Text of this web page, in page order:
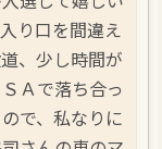
り口を間違え
、少し時間が
Ａで落ち合っ
で、私なりに